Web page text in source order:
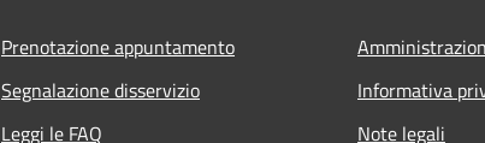
Prenotazione appuntamento
Segnalazione disservizio
Leggi le FAQ
Informativa
Note legali